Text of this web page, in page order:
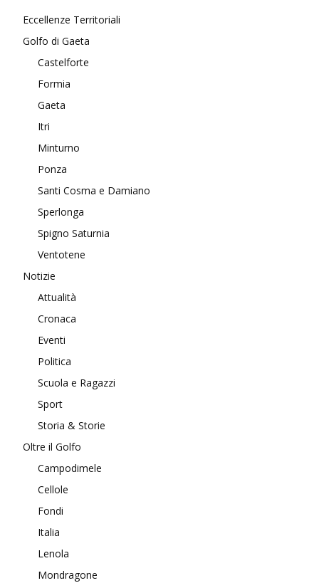
Eccellenze Territoriali
Golfo di Gaeta
Castelforte
Formia
Gaeta
Itri
Minturno
Ponza
Santi Cosma e Damiano
Sperlonga
Spigno Saturnia
Ventotene
Notizie
Attualità
Cronaca
Eventi
Politica
Scuola e Ragazzi
Sport
Storia & Storie
Oltre il Golfo
Campodimele
Cellole
Fondi
Italia
Lenola
Mondragone